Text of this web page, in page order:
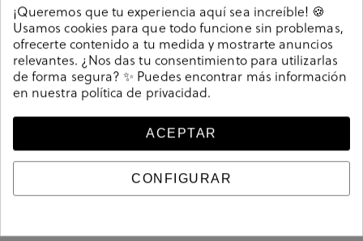
Italia.
Referencia201810
Guía de tallas
Información del producto
¡Queremos que tu experiencia aquí sea increíble! 🍪
Usamos cookies para que todo funcione sin problemas,
ofrecerte contenido a tu medida y mostrarte anuncios
relevantes. ¿Nos das tu consentimiento para utilizarlas
de forma segura? ✨ Puedes encontrar más información
en nuestra política de privacidad.
ACEPTAR
CONFIGURAR